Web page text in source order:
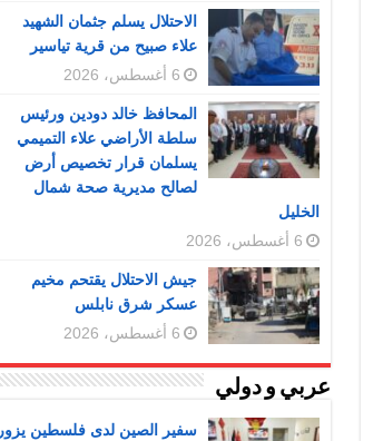
الاحتلال يسلم جثمان الشهيد
علاء صبيح من قرية تياسير
6 أغسطس، 2026
المحافظ خالد دودين ورئيس
سلطة الأراضي علاء التميمي
يسلمان قرار تخصيص أرض
لصالح مديرية صحة شمال
الخليل
6 أغسطس، 2026
جيش الاحتلال يقتحم مخيم
عسكر شرق نابلس
6 أغسطس، 2026
عربي و دولي
سفير الصين لدى فلسطين يزور